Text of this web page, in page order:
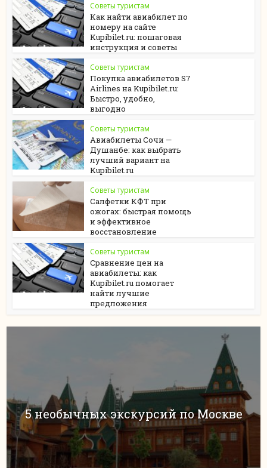
Советы туристам
Как найти авиабилет по
номеру на сайте
Kupibilet.ru: пошаговая
инструкция и советы
Советы туристам
Покупка авиабилетов S7
Airlines на Kupibilet.ru:
Быстро, удобно,
выгодно
Советы туристам
Авиабилеты Сочи —
Душанбе: как выбрать
лучший вариант на
Kupibilet.ru
Советы туристам
Салфетки КФТ при
ожогах: быстрая помощь
и эффективное
восстановление
Советы туристам
Сравнение цен на
авиабилеты: как
Kupibilet.ru помогает
найти лучшие
предложения
5 необычных экскурсий по Москве